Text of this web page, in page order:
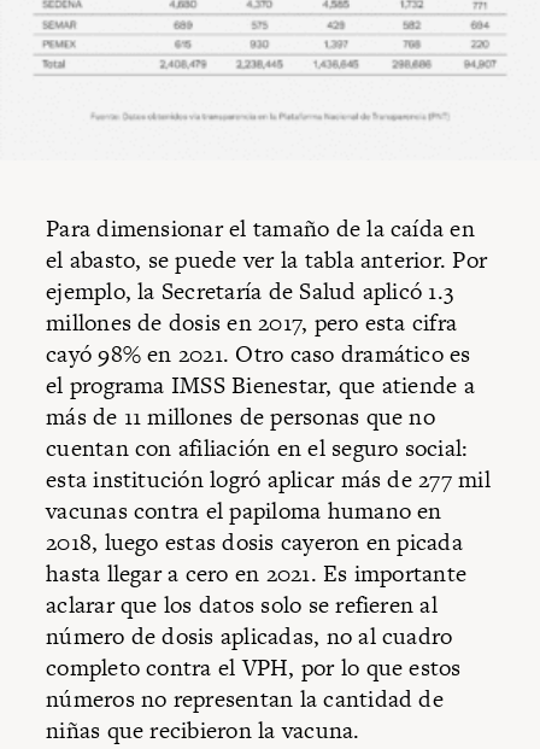
Para dimensionar el tamaño de la caída en
el abasto, se puede ver la tabla anterior. Por
ejemplo, la Secretaría de Salud aplicó 1.3
millones de dosis en 2017, pero esta cifra
cayó 98% en 2021. Otro caso dramático es
el programa IMSS Bienestar, que atiende a
más de 11 millones de personas que no
cuentan con afiliación en el seguro social:
esta institución logró aplicar más de 277 mil
vacunas contra el papiloma humano en
2018, luego estas dosis cayeron en picada
hasta llegar a cero en 2021. Es importante
aclarar que los datos solo se refieren al
número de dosis aplicadas, no al cuadro
completo contra el VPH, por lo que estos
números no representan la cantidad de
niñas que recibieron la vacuna.